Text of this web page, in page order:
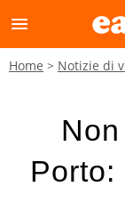
menu
Home Notizie di
Porto: